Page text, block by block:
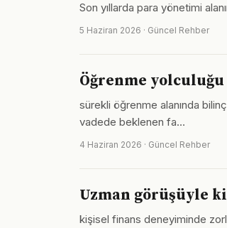
Son yıllarda para yönetimi
5 Haziran 2026 · Güncel Rehber
Öğrenme
sürekli öğrenme alanında
vadede beklenen fa…
4 Haziran 2026 · Güncel Rehber
Uzman görüşüyle
kişisel finans deneyiminde